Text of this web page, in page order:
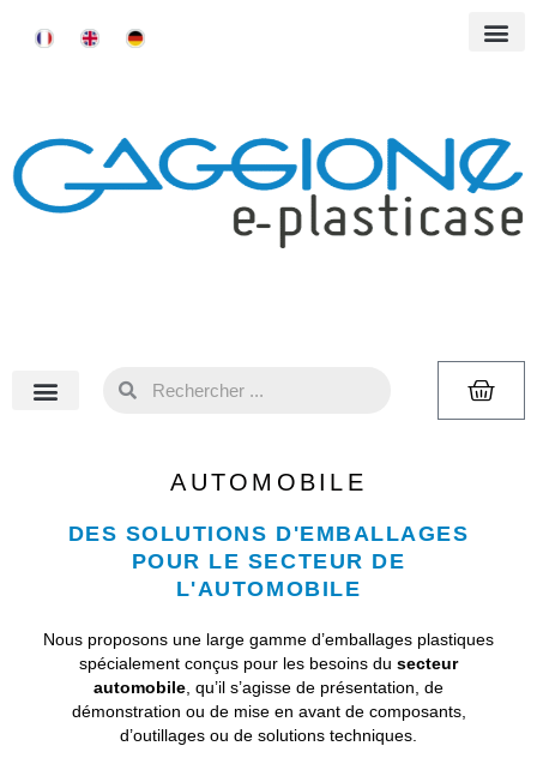
AUTOMOBILE
DES SOLUTIONS D'EMBALLAGES
POUR LE SECTEUR DE
L'AUTOMOBILE
Nous proposons une large gamme d’emballages plastiques
spécialement conçus pour les besoins du secteur
automobile , qu’il s’agisse de présentation, de
démonstration ou de mise en avant de composants,
d’outillages ou de solutions techniques.